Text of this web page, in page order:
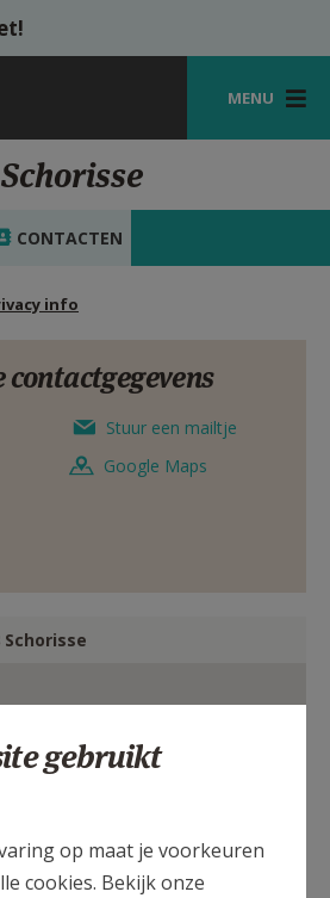
gaan
MENU
REGISTREREN
CONTACTEN
info
contactgegevens
Stuur een mailtje
Google Maps
gebruikt
op maat je voorkeuren
cookies. Bekijk onze